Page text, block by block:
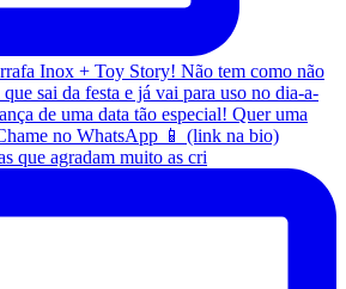
que agradam muito as cri